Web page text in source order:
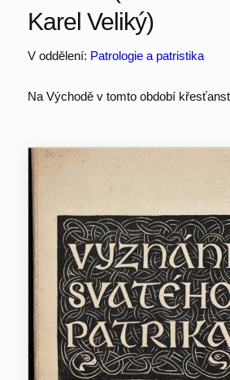
Karel Veliký)
V oddělení: Patrologie a patristika
Na Východě v tomto období